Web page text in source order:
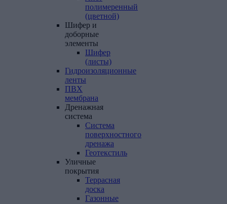
полимеренный
(цветной)
Шифер и
доборные
элементы
Шифер
(листы)
Гидроизоляционные
ленты
ПВХ
мембрана
Дренажная
система
Система
поверхностного
дренажа
Геотекстиль
Уличные
покрытия
Террасная
доска
Газонные